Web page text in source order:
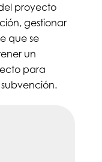
proyecto
gestionar
que se
un
para